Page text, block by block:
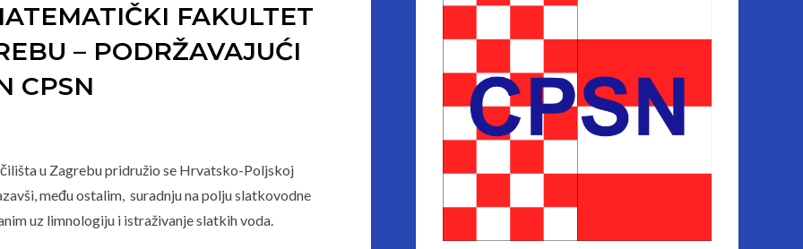
FAKULTET
– PODRŽAVAJUĆI
CPSN
u Zagrebu pridružio se Hrvatsko-Poljskoj
među ostalim, suradnju na polju slatkovodne
uz limnologiju i istraživanje slatkih voda.